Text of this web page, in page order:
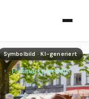
Symbolbild · KI-generiert
›
Flohmarkt An den